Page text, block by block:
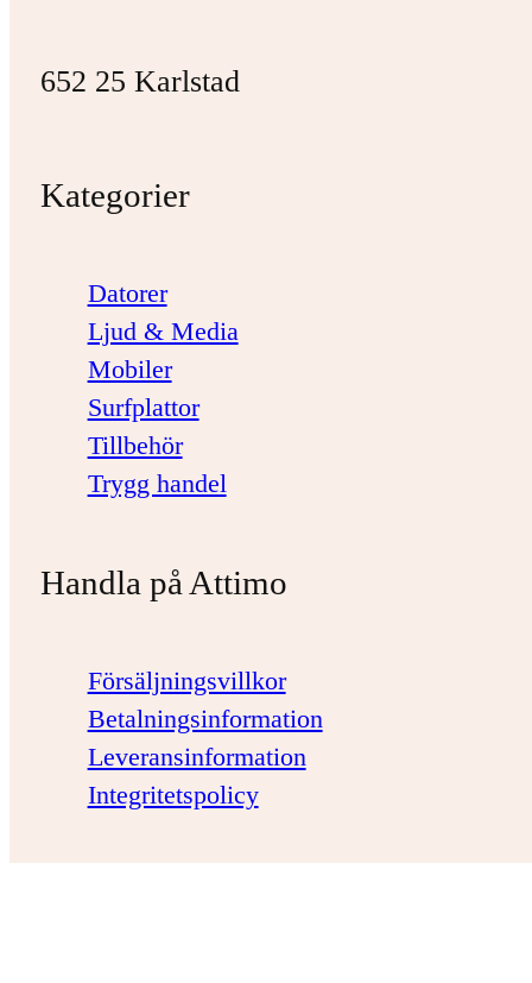
652 25 Karlstad
Kategorier
Datorer
Ljud & Media
Mobiler
Surfplattor
Tillbehör
Trygg handel
Handla på Attimo
Försäljningsvillkor
Betalningsinformation
Leveransinformation
Integritetspolicy